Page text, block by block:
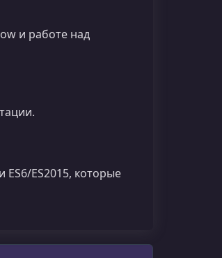
и работе над
ES2015, которые